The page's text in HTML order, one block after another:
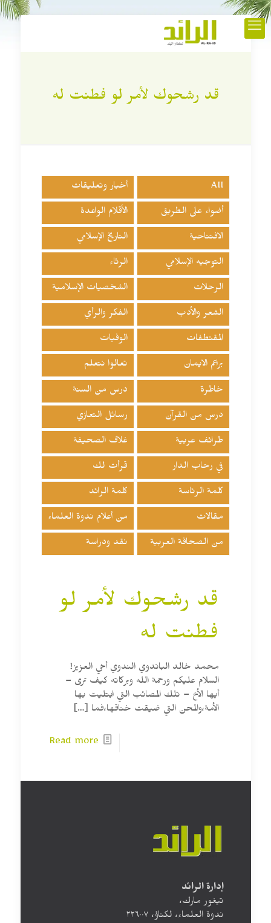
قد رشحوك لأمر لو فطنت له
All أخبار وتعليقات
أضواء على الطريق الأقلام الواعدة
الافتتاحية التاريخ الإسلامي
التوجيه الإسلامي الرثاء
الرحلات الشخصيات الإسلامية
الشعر والأدب الفكر والرأي
المقتطفات الوفيات
براعم الايمان تعالوا نتعلم
خاطرة درس من السنة
درس من القرآن رسائل التعازي
طرائف عربية غلاف الصحيفة
في رحاب الدار قرأت لك
كلمة الرئاسة كلمة الرائد
مقالات من أعلام ندوة العلماء
من الصحافة العربية نقد ودراسة
قد رشحوك لأمر لو
فطنت له
محمد خالد الباندوي الندوي أخي العزيز!
السلام عليكم ورحمة الله وبركاته كيف ترى –
أيها الأخ – تلك المصائب التي ابتليت بها
الأمة،والمحن التي ضيقت خناقها،فما […]
Read more
إدارة الرائد
تيغور مارك،
ندوة العلماء، لكناؤ، ۲۲٦۰۰۷